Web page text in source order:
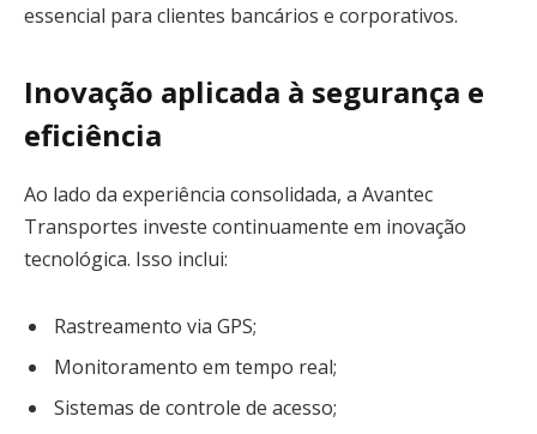
essencial para clientes bancários e corporativos.
Inovação aplicada à segurança e
eficiência
Ao lado da experiência consolidada, a Avantec
Transportes investe continuamente em inovação
tecnológica. Isso inclui:
Rastreamento via GPS;
Monitoramento em tempo real;
Sistemas de controle de acesso;